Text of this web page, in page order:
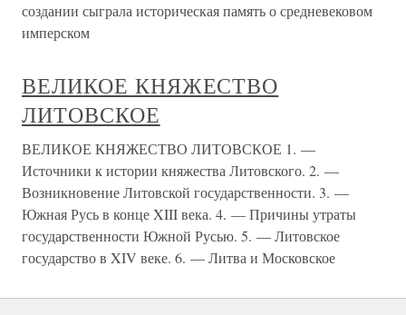
создании сыграла историческая память о средневековом
имперском
ВЕЛИКОЕ КНЯЖЕСТВО
ЛИТОВСКОЕ
ВЕЛИКОЕ КНЯЖЕСТВО ЛИТОВСКОЕ 1. —
Источники к истории княжества Литовского. 2. —
Возникновение Литовской государственности. 3. —
Южная Русь в конце XIII века. 4. — Причины утраты
государственности Южной Русью. 5. — Литовское
государство в XIV веке. 6. — Литва и Московское